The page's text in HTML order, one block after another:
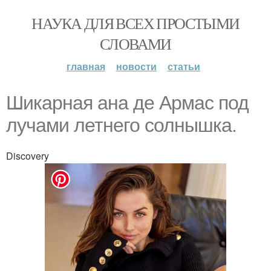
НАУКА ДЛЯ ВСЕХ ПРОСТЫМИ
СЛОВАМИ
главная новости статьи
Шикарная ана де Армас под
лучами летнего солнышка.
Discovery